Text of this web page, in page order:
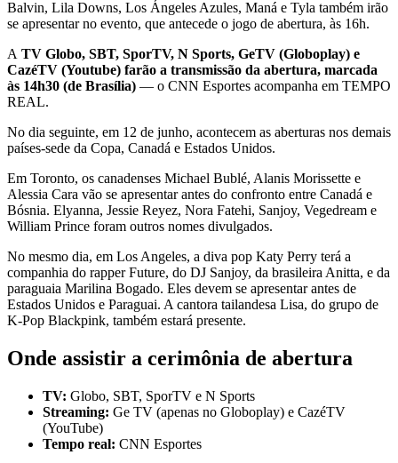
Balvin, Lila Downs, Los Ángeles Azules, Maná e Tyla também irão
se apresentar no evento, que antecede o jogo de abertura, às 16h.
A TV Globo, SBT, SporTV, N Sports, GeTV (Globoplay) e
CazéTV (Youtube) farão a transmissão da abertura, marcada
às 14h30 (de Brasília) — o CNN Esportes acompanha em TEMPO
REAL.
No dia seguinte, em 12 de junho, acontecem as aberturas nos demais
países-sede da Copa, Canadá e Estados Unidos.
Em Toronto, os canadenses Michael Bublé, Alanis Morissette e
Alessia Cara vão se apresentar antes do confronto entre Canadá e
Bósnia. Elyanna, Jessie Reyez, Nora Fatehi, Sanjoy, Vegedream e
William Prince foram outros nomes divulgados.
No mesmo dia, em Los Angeles, a diva pop Katy Perry terá a
companhia do rapper Future, do DJ Sanjoy, da brasileira Anitta, e da
paraguaia Marilina Bogado. Eles devem se apresentar antes de
Estados Unidos e Paraguai. A cantora tailandesa Lisa, do grupo de
K-Pop Blackpink, também estará presente.
Onde assistir a cerimônia de abertura
TV: Globo, SBT, SporTV e N Sports
Streaming: Ge TV (apenas no Globoplay) e CazéTV
(YouTube)
Tempo real: CNN Esportes